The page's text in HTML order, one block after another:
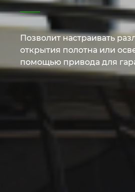
Позволит настраивать
открытия полотна или
помощью привода для